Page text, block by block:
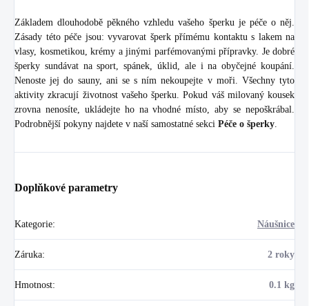
Základem dlouhodobě pěkného vzhledu vašeho šperku je péče o něj.
Zásady této péče jsou: vyvarovat šperk přímému kontaktu s lakem na
vlasy, kosmetikou, krémy a jinými parfémovanými přípravky. Je dobré
šperky sundávat na sport, spánek, úklid, ale i na obyčejné koupání.
Nenoste jej do sauny, ani se s ním nekoupejte v moři. Všechny tyto
aktivity zkracují životnost vašeho šperku. Pokud váš milovaný kousek
zrovna nenosíte, ukládejte ho na vhodné místo, aby se nepoškrábal.
Podrobnější pokyny najdete v naší samostatné sekci Péče o šperky
Doplňkové parametry
Kategorie: Náušnice
Záruka: 2 roky
Hmotnost: 0.1 kg